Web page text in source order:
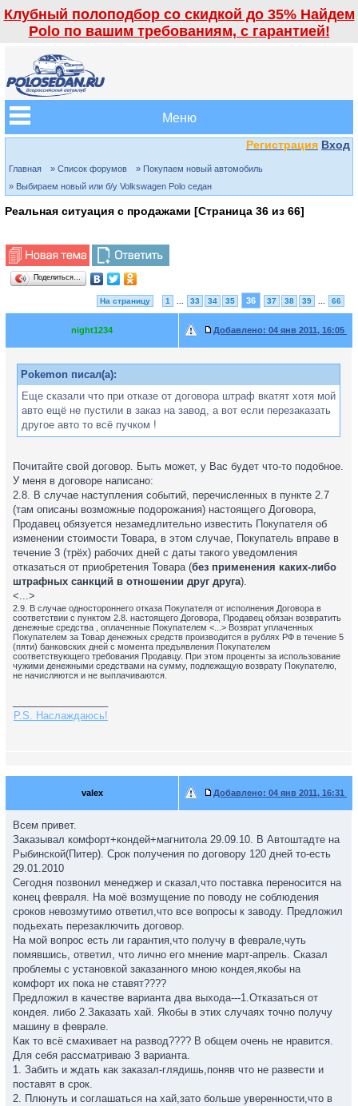
Клубный полоподбор со скидкой до 35% Найдем
Polo по вашим требованиям, с гарантией!
Меню
Регистрация Вход
Главная » Список форумов
» Покупаем новый автомобиль
» Выбираем новый или б/у Volkswagen Polo седан
Реальная ситуация с продажами [Страница 36 из 66]
Поделиться…
На страницу 1 33 34 35 36 37 38 39 66
night1234 Добавлено: 04 янв 2011, 16:05
Pokemon писал(а):
Еще сказали что при отказе от договора штраф вкатят хотя мой
авто ещё не пустили в заказ на завод, а вот если перезаказать
другое авто то всё пучком !
Почитайте свой договор. Быть может, у Вас будет что-то подобное.
У меня в договоре написано:
2.8. В случае наступления событий, перечисленных в пункте 2.7
(там описаны возможные подорожания) настоящего Договора,
Продавец обязуется незамедлительно известить Покупателя об
изменении стоимости Товара, в этом случае, Покупатель вправе в
течение 3 (трёх) рабочих дней с даты такого уведомления
отказаться от приобретения Товара (без применения каких-либо
штрафных санкций в отношении друг друга).
<...>
2.9. В случае одностороннего отказа Покупателя от исполнения Договора в
соответствии с пунктом 2.8. настоящего Договора, Продавец обязан возвратить
денежные средства , оплаченные Покупателем <...> Возврат уплаченных
Покупателем за Товар денежных средств производится в рублях РФ в течение 5
(пяти) банковских дней с момента предъявления Покупателем
соответствующего требования Продавцу. При этом проценты за использование
чужими денежными средствами на сумму, подлежащую возврату Покупателю,
не начисляются и не выплачиваются.
P.S. Наслаждаюсь!
valex Добавлено: 04 янв 2011, 16:31
Всем привет.
Заказывал комфорт+кондей+магнитола 29.09.10. В Автоштадте на
Рыбинской(Питер). Срок получения по договору 120 дней то-есть
29.01.2010
Сегодня позвонил менеджер и сказал,что поставка переносится на
конец февраля. На моё возмущение по поводу не соблюдения
сроков невозмутимо ответил,что все вопросы к заводу. Предложил
подьехать перезаключить договор.
На мой вопрос есть ли гарантия,что получу в феврале,чуть
помявшись, ответил, что лично его мнение март-апрель. Сказал
проблемы с установкой заказанного мною кондея,якобы на
комфорт их пока не ставят????
Предложил в качестве варианта два выхода---1.Отказаться от
кондея. либо 2.Заказать хай. Якобы в этих случаях точно получу
машину в феврале.
Как то всё смахивает на развод???? В общем очень не нравится.
Для себя рассматриваю 3 варианта.
1. Забить и ждать как заказал-глядишь,поняв что не развести и
поставят в срок.
2. Плюнуть и соглашаться на хай,зато больше уверенности,что в